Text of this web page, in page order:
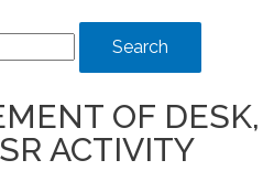
Search
OF
ACTIVITY